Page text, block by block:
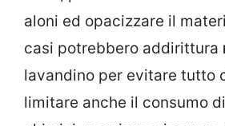
aloni ed opacizzare il
casi potrebbero addirittura
lavandino per evitare tutto
limitare anche il consumo